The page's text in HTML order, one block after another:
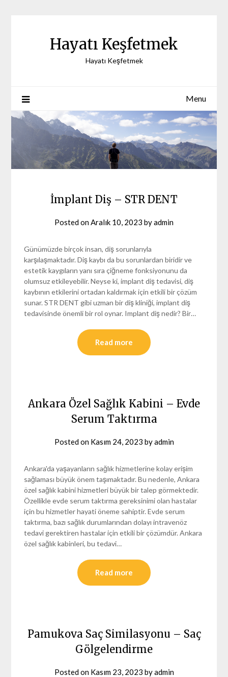
Hayatı Keşfetmek
Hayatı Keşfetmek
Menu
İmplant Diş – STR DENT
Posted on Aralık 10, 2023 byadmin
Günümüzde birçok insan, diş sorunlarıyla
karşılaşmaktadır. Diş kaybı da bu sorunlardan biridir ve
estetik kaygıların yanı sıra çiğneme fonksiyonunu da
olumsuz etkileyebilir. Neyse ki, implant diş tedavisi, diş
kaybının etkilerini ortadan kaldırmak için etkili bir çözüm
sunar. STR DENT gibi uzman bir diş kliniği, implant diş
tedavisinde önemli bir rol oynar. Implant diş nedir? Bir…
Read more
Ankara Özel Sağlık Kabini – Evde
Serum Taktırma
Posted on Kasım 24, 2023 byadmin
Ankara'da yaşayanların sağlık hizmetlerine kolay erişim
sağlaması büyük önem taşımaktadır. Bu nedenle, Ankara
özel sağlık kabini hizmetleri büyük bir talep görmektedir.
Özellikle evde serum taktırma gereksinimi olan hastalar
için bu hizmetler hayati öneme sahiptir. Evde serum
taktırma, bazı sağlık durumlarından dolayı intravenöz
tedavi gerektiren hastalar için etkili bir çözümdür. Ankara
özel sağlık kabinleri, bu tedavi…
Read more
Pamukova Saç Similasyonu – Saç
Gölgelendirme
Posted on Kasım 23, 2023 byadmin